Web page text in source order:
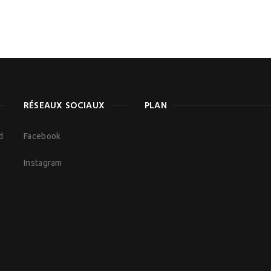
RÉSEAUX SOCIAUX
Facebook
Instagram
PLAN